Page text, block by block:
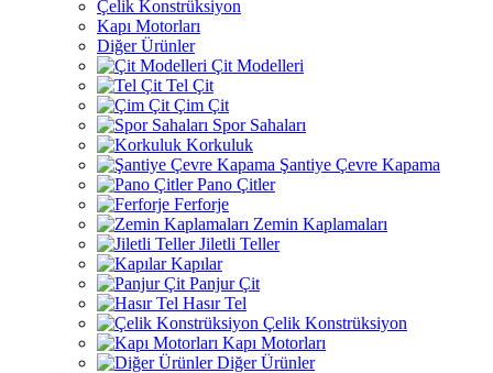
Çelik Konstrüksiyon
Kapı Motorları
Diğer Ürünler
Çit Modelleri
Tel Çit
Çim Çit
Spor Sahaları
Korkuluk
Şantiye Çevre Kapama
Pano Çitler
Ferforje
Zemin Kaplamaları
Jiletli Teller
Kapılar
Panjur Çit
Hasır Tel
Çelik Konstrüksiyon
Kapı Motorları
Diğer Ürünler